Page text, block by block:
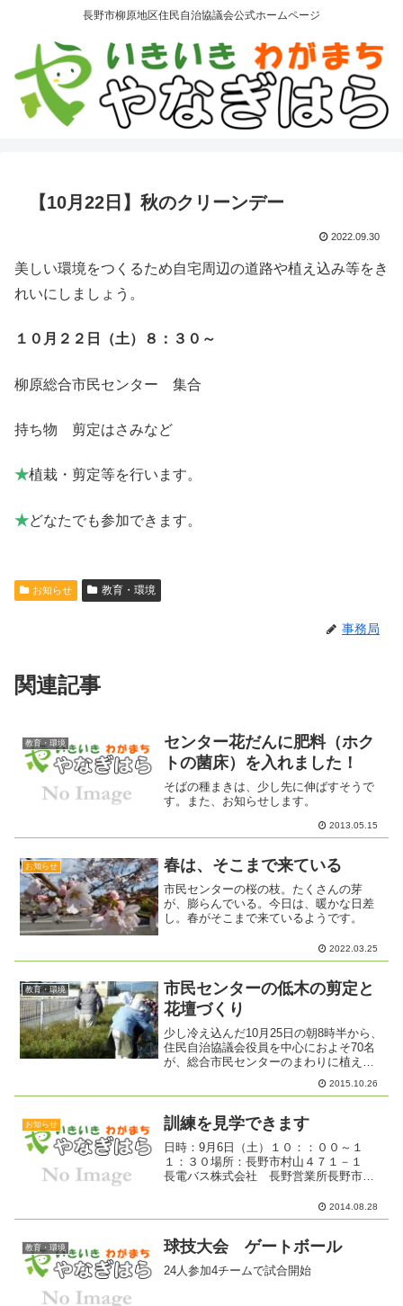
長野市柳原地区住民自治協議会公式ホームページ
【10月22日】秋のクリーンデー
2022.09.30
美しい環境をつくるため自宅周辺の道路や植え込み等をき
れいにしましょう。
１０月２２日（土）８：３０～
柳原総合市民センター 集合
持ち物 剪定はさみなど
★植栽・剪定等を行います。
★どなたでも参加できます。
お知らせ 教育・環境
事務局
関連記事
教育・環境
センター花だんに肥料（ホク
トの菌床）を入れました！
そばの種まきは、少し先に伸ばすそうで
す。また、お知らせします。
2013.05.15
お知らせ 春は、そこまで来ている
市民センターの桜の枝。たくさんの芽
が、膨らんでいる。今日は、暖かな日差
し。春がそこまで来ているようです。
2022.03.25
教育・環境
市民センターの低木の剪定と
花壇づくり
少し冷え込んだ10月25日の朝8時半から、
住民自治協議会役員を中心におよそ70名
が、総合市民センターのまわりに植えら
れている低木の剪定と球根の植え付けな
どを行いました。冬を前にすっかりきれ
2015.10.26
お知らせ 訓練を見学できます
日時：9月6日（土）１０：：００～１
１：３０場所：長野市村山４７１－１
長電バス株式会社 長野営業所長野市消
村山の長電バス長野営業所を会場に実施
されます。どなたでも見学できます。
2014.08.28
教育・環境 球技大会 ゲートボール
24人参加4チームで試合開始